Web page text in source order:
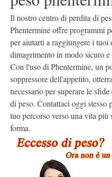
Il nostro centro di perdita di
Phentermine offre programmi
per aiutarti a raggiungere i tuoi
dimagrimento in modo sicuro e
Con l'uso di Phentermine, un
soppressore dell'appetito,
necessario per superare le
di peso. Contattaci oggi stesso
tuo percorso verso una vita più
forma.